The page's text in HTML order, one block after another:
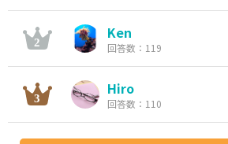
Ken
回答数：119
Hiro
回答数：110